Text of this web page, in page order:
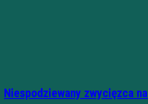
Niespodziewany zwycięzca